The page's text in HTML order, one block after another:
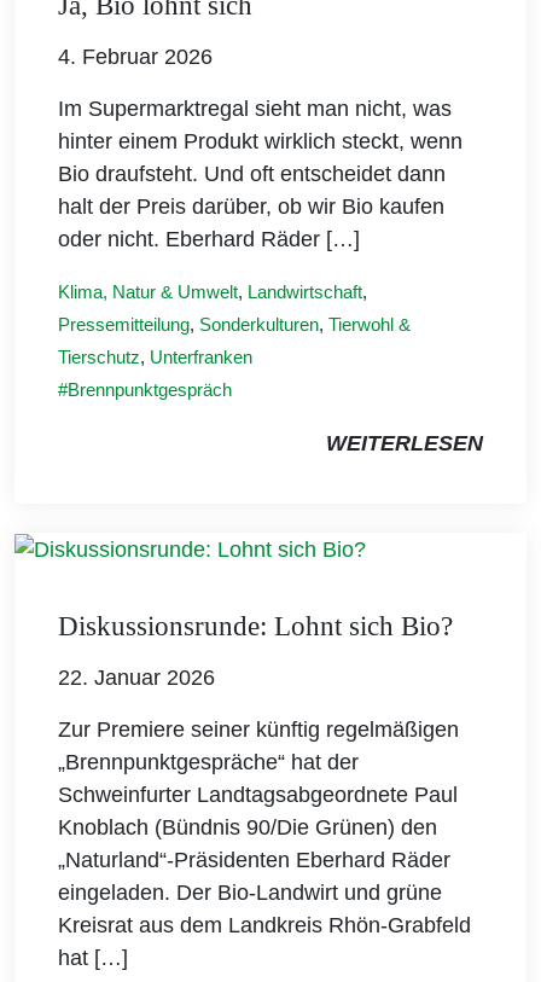
4. Februar 2026
Im Supermarktregal sieht man nicht, was
hinter einem Produkt wirklich steckt, wenn
Bio draufsteht. Und oft entscheidet dann
halt der Preis darüber, ob wir Bio kaufen
oder nicht. Eberhard Räder […]
Klima, Natur & Umwelt, Landwirtschaft,
Pressemitteilung, Sonderkulturen, Tierwohl &
Tierschutz, Unterfranken
Brennpunktgespräch
WEITERLESEN
Diskussionsrunde: Lohnt sich Bio?
22. Januar 2026
Zur Premiere seiner künftig regelmäßigen
„Brennpunktgespräche“ hat der
Schweinfurter Landtagsabgeordnete Paul
Knoblach (Bündnis 90/Die Grünen) den
„Naturland“-Präsidenten Eberhard Räder
eingeladen. Der Bio-Landwirt und grüne
Kreisrat aus dem Landkreis Rhön-Grabfeld
hat […]